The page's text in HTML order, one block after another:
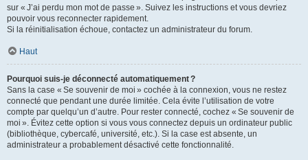
sur « J’ai perdu mon mot de passe ». Suivez les instructions et vous devriez
pouvoir vous reconnecter rapidement.
Si la réinitialisation échoue, contactez un administrateur du forum.
Haut
Pourquoi suis-je déconnecté automatiquement ?
Sans la case « Se souvenir de moi » cochée à la connexion, vous ne restez
connecté que pendant une durée limitée. Cela évite l’utilisation de votre
compte par quelqu’un d’autre. Pour rester connecté, cochez « Se souvenir de
moi ». Évitez cette option si vous vous connectez depuis un ordinateur public
(bibliothèque, cybercafé, université, etc.). Si la case est absente, un
administrateur a probablement désactivé cette fonctionnalité.